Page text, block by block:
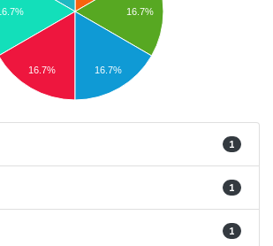
16.7%
16.7% 16.7%
1
1
1